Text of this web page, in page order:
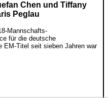
Chen und Tiffany
Peglau
Mannschafts-
für die deutsche
EM-Titel seit sieben Jahren war